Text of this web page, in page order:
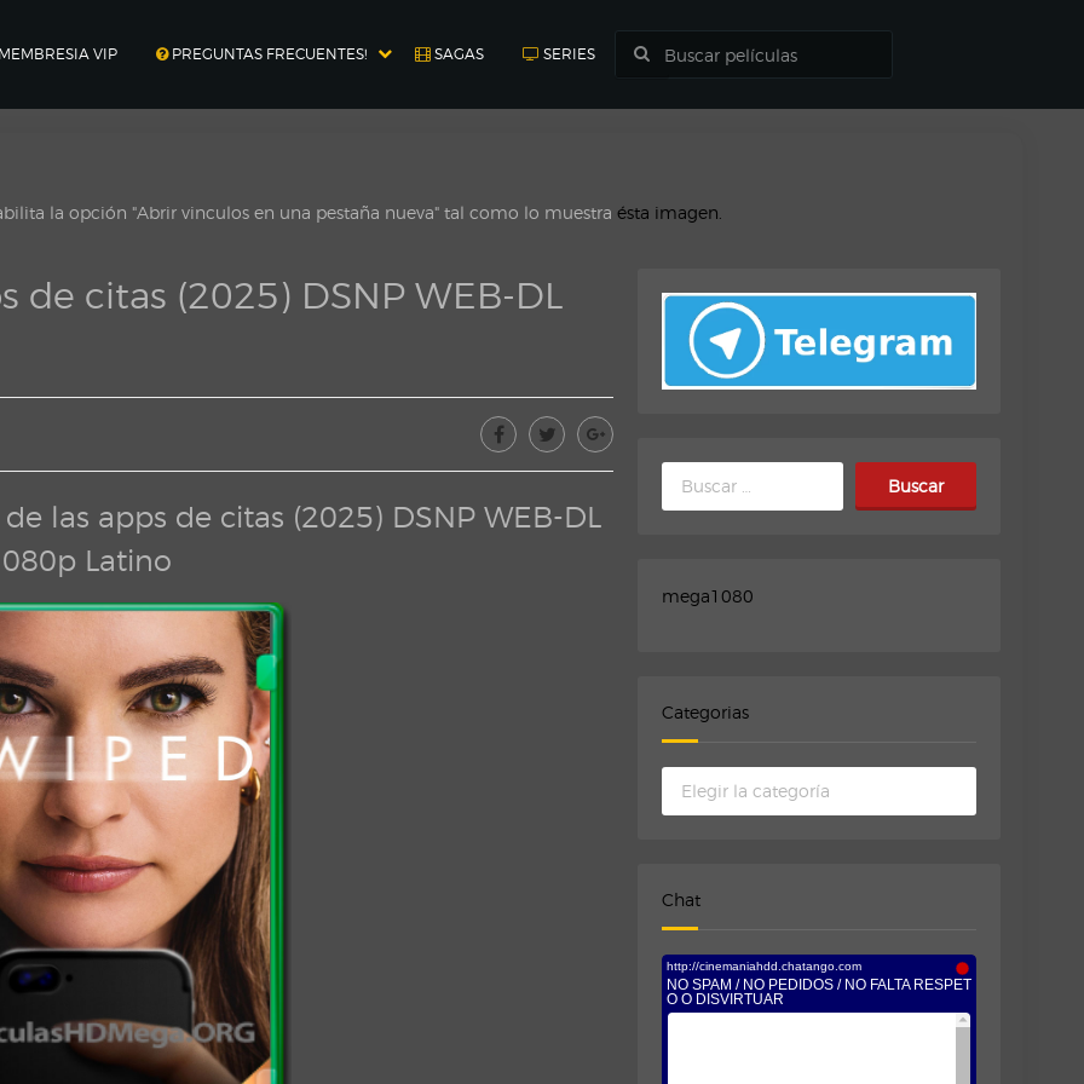
VIP PREGUNTAS FRECUENTES! SAGAS SERIES
la opción "Abrir vinculos en una pestaña nueva" tal como lo muestra ésta imagen.
de citas (2025) DSNP WEB-DL
las apps de citas (2025) DSNP WEB-DL
Latino
Buscar:
mega1080
Categorias
Categorias
Chat